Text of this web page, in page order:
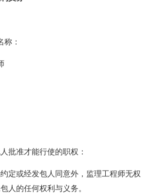
称：
批准才能行使的职权：
定或经发包人同意外，监理工程师无权
人的任何权利与义务。